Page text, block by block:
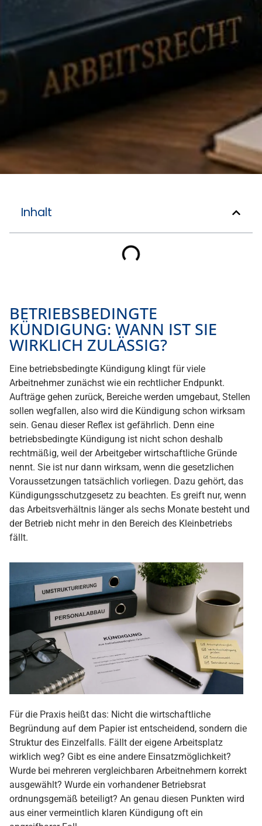
BETRIEBSBEDINGTE
KÜNDIGUNG: WANN IST SIE
WIRKLICH ZULÄSSIG?
Eine betriebsbedingte Kündigung klingt für viele
Arbeitnehmer zunächst wie ein rechtlicher Endpunkt.
Aufträge gehen zurück, Bereiche werden umgebaut, Stellen
sollen wegfallen, also wird die Kündigung schon wirksam
sein. Genau dieser Reflex ist gefährlich. Denn eine
betriebsbedingte Kündigung ist nicht schon deshalb
rechtmäßig, weil der Arbeitgeber wirtschaftliche Gründe
nennt. Sie ist nur dann wirksam, wenn die gesetzlichen
Voraussetzungen tatsächlich vorliegen. Dazu gehört, das
Kündigungsschutzgesetz zu beachten. Es greift nur, wenn
das Arbeitsverhältnis länger als sechs Monate besteht und
der Betrieb nicht mehr in den Bereich des Kleinbetriebs
fällt.
Für die Praxis heißt das: Nicht die wirtschaftliche
Begründung auf dem Papier ist entscheidend, sondern die
Struktur des Einzelfalls. Fällt der eigene Arbeitsplatz
wirklich weg? Gibt es eine andere Einsatzmöglichkeit?
Wurde bei mehreren vergleichbaren Arbeitnehmern korrekt
ausgewählt? Wurde ein vorhandener Betriebsrat
ordnungsgemäß beteiligt? An genau diesen Punkten wird
aus einer vermeintlich klaren Kündigung oft ein
Inhalt